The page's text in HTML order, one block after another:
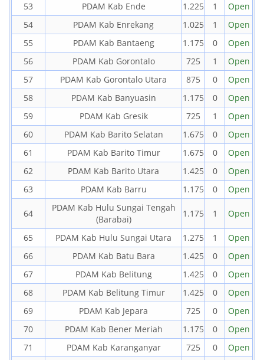
53
PDAM Kab Ende 1.225 1
Open
54
PDAM Kab Enrekang 1.025 1
Open
55
PDAM Kab Bantaeng 1.175 0
Open
56
PDAM Kab Gorontalo 725 1
Open
57
PDAM Kab Gorontalo Utara 875 0
Open
58
PDAM Kab Banyuasin 1.175 0
Open
59
PDAM Kab Gresik 725 1
Open
60
PDAM Kab Barito Selatan 1.675 0
Open
61
PDAM Kab Barito Timur 1.675 0
Open
62
PDAM Kab Barito Utara 1.425 0
Open
63
PDAM Kab Barru 1.175 0 Open
64
PDAM Kab Hulu Sungai Tengah
(Barabai)
1.175 1 Open
65 PDAM Kab Hulu Sungai Utara 1.275 1
Open
66
PDAM Kab Batu Bara 1.425 0
Open
67
PDAM Kab Belitung 1.425 0
Open
68
PDAM Kab Belitung Timur 1.425 0
Open
69
PDAM Kab Jepara 725 0
Open
70
PDAM Kab Bener Meriah 1.175 0
Open
71
PDAM Kab Karanganyar 725 0
Open